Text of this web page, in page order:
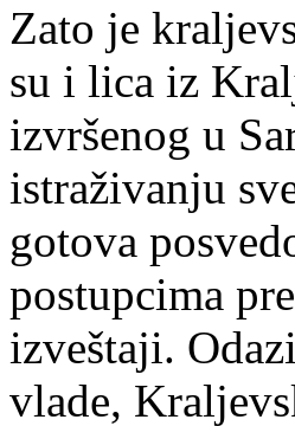
Zato je
su i lica iz
izvršenog u
istraživanju
gotova
postupcima
izveštaji.
vlade,